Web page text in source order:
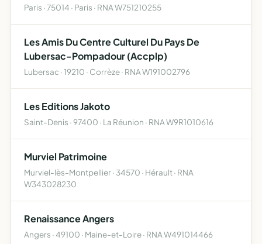
Paris · 75014 · Paris · RNA W751210255
Les Amis Du Centre Culturel Du Pays De
Lubersac-Pompadour (Accplp)
Lubersac · 19210 · Corrèze · RNA W191002796
Les Editions Jakoto
Saint-Denis · 97400 · La Réunion · RNA W9R1010616
Murviel Patrimoine
Murviel-lès-Montpellier · 34570 · Hérault · RNA
W343028230
Renaissance Angers
Angers · 49100 · Maine-et-Loire · RNA W491014466